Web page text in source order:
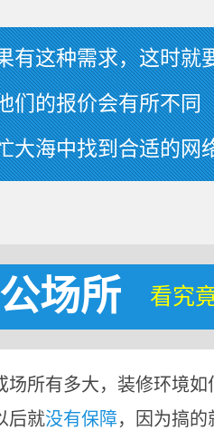
有这种需求，这时就
们的报价会有所不同
大海中找到合适的网
场所 看究
场所有多大，装修环境
后就没有保障，因为搞